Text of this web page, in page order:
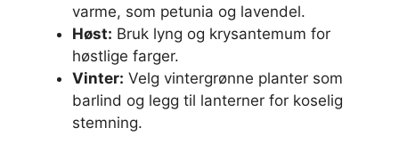
varme, som petunia og lavendel.
Høst: Bruk lyng og krysantemum for
høstlige farger.
Vinter: Velg vintergrønne planter som
barlind og legg til lanterner for koselig
stemning.